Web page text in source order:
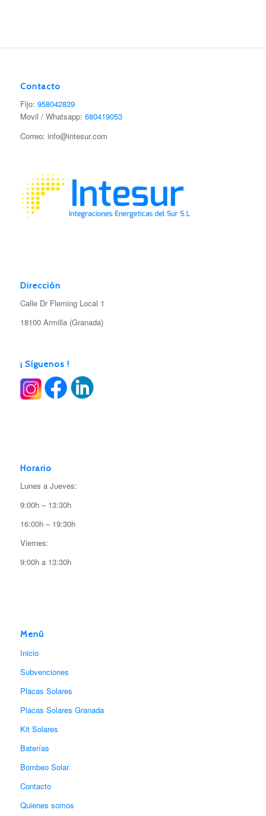
Contacto
Fijo: 958042839
Movil / Whatsapp: 680419053
Correo: info@intesur.com
Dirección
Calle Dr Fleming Local 1
18100 Armilla (Granada)
¡ Síguenos !
Horario
Lunes a Jueves:
9:00h – 13:30h
16:00h – 19:30h
Viernes:
9:00h a 13:30h
Menú
Inicio
Subvenciones
Placas Solares
Placas Solares Granada
Kit Solares
Baterías
Bombeo Solar
Contacto
Quienes somos